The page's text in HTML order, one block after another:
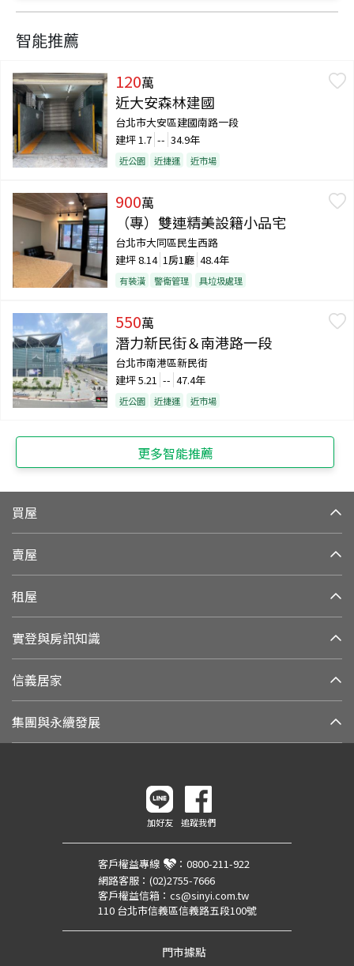
智能推薦
120萬
近大安森林建國
台北市大安區建國南路一段
建坪1.7 -- 34.9年
近公園 近捷運 近市場
900萬
（專）雙連精美設籍小品宅
台北市大同區民生西路
建坪8.14 1房1廳 48.4年
有裝潢 警衛管理 具垃圾處理
550萬
潛力新民街＆南港路一段
台北市南港區新民街
建坪5.21 -- 47.4年
近公園 近捷運 近市場
更多智能推薦
買屋
賣屋
租屋
實登與房訊知識
信義居家
集團與永續發展
加好友 追蹤我們
客戶權益專線 ： 0800-211-922
網路客服： (02)2755-7666
客戶權益信箱： cs@sinyi.com.tw
110 台北市信義區信義路五段100號
門市據點